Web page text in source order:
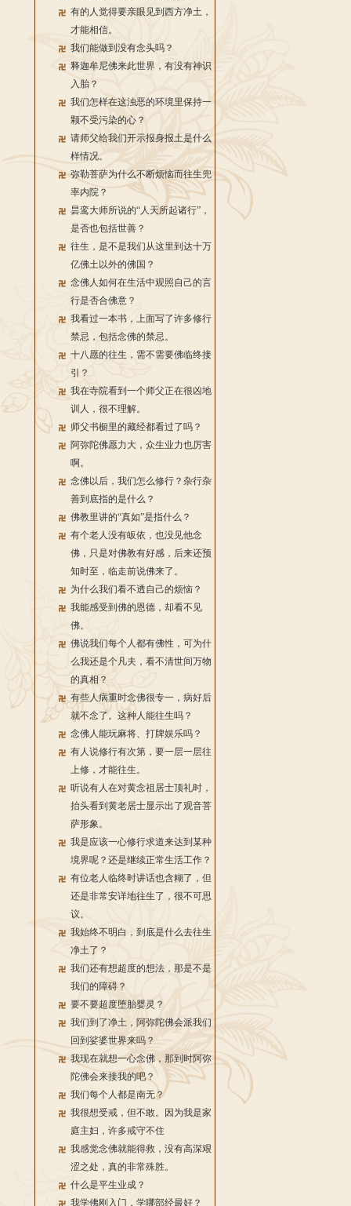
有的人觉得要亲眼见到西方净土，
才能相信。
我们能做到没有念头吗？
释迦牟尼佛来此世界，有没有神识
入胎？
我们怎样在这浊恶的环境里保持一
颗不受污染的心？
请师父给我们开示报身报土是什么
样情况。
弥勒菩萨为什么不断烦恼而往生兜
率内院？
昙鸾大师所说的“人天所起诸行”，
是否也包括世善？
往生，是不是我们从这里到达十万
亿佛土以外的佛国？
念佛人如何在生活中观照自己的言
行是否合佛意？
我看过一本书，上面写了许多修行
禁忌，包括念佛的禁忌。
十八愿的往生，需不需要佛临终接
引？
我在寺院看到一个师父正在很凶地
训人，很不理解。
师父书橱里的藏经都看过了吗？
阿弥陀佛愿力大，众生业力也厉害
啊。
念佛以后，我们怎么修行？杂行杂
善到底指的是什么？
佛教里讲的“真如”是指什么？
有个老人没有皈依，也没见他念
佛，只是对佛教有好感，后来还预
知时至，临走前说佛来了。
为什么我们看不透自己的烦恼？
我能感受到佛的恩德，却看不见
佛。
佛说我们每个人都有佛性，可为什
么我还是个凡夫，看不清世间万物
的真相？
有些人病重时念佛很专一，病好后
就不念了。这种人能往生吗？
念佛人能玩麻将、打牌娱乐吗？
有人说修行有次第，要一层一层往
上修，才能往生。
听说有人在对黄念祖居士顶礼时，
抬头看到黄老居士显示出了观音菩
萨形象。
我是应该一心修行求道来达到某种
境界呢？还是继续正常生活工作？
有位老人临终时讲话也含糊了，但
还是非常安详地往生了，很不可思
议。
我始终不明白，到底是什么去往生
净土了？
我们还有想超度的想法，那是不是
我们的障碍？
要不要超度堕胎婴灵？
我们到了净土，阿弥陀佛会派我们
回到娑婆世界来吗？
我现在就想一心念佛，那到时阿弥
陀佛会来接我的吧？
我们每个人都是南无？
我很想受戒，但不敢。因为我是家
庭主妇，许多戒守不住
我感觉念佛就能得救，没有高深艰
涩之处，真的非常殊胜。
什么是平生业成？
我学佛刚入门，学哪部经最好？